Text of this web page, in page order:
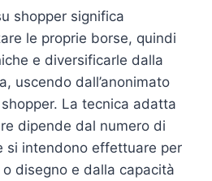
shopper significa
le proprie borse, quindi
e diversificarle dalla
uscendo dall’anonimato
La tecnica adatta
dipende dal numero di
si intendono effettuare per
disegno e dalla capacità